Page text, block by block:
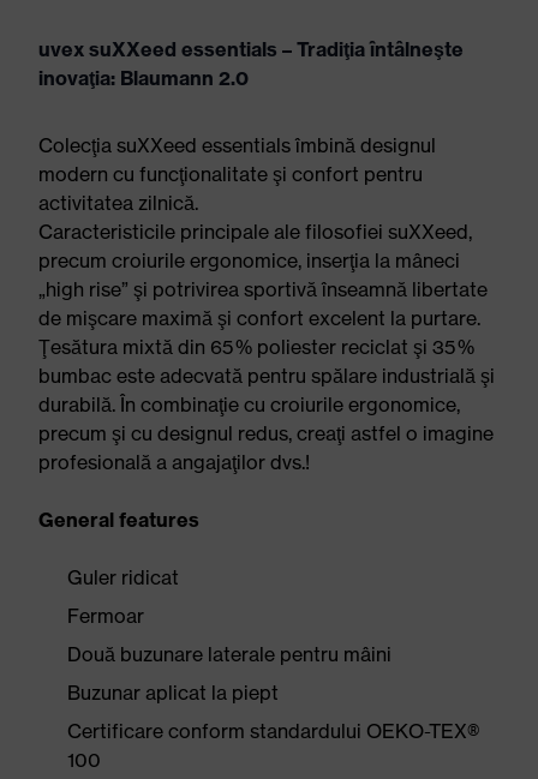
uvex suXXeed essentials – Tradiţia întâlneşte
inovaţia: Blaumann 2.0
Colecţia suXXeed essentials îmbină designul
modern cu funcţionalitate şi confort pentru
activitatea zilnică.
Caracteristicile principale ale filosofiei suXXeed,
precum croiurile ergonomice, inserţia la mâneci
„high rise” şi potrivirea sportivă înseamnă libertate
de mişcare maximă şi confort excelent la purtare.
Ţesătura mixtă din 65 % poliester reciclat şi 35 %
bumbac este adecvată pentru spălare industrială şi
durabilă. În combinaţie cu croiurile ergonomice,
precum şi cu designul redus, creaţi astfel o imagine
profesională a angajaţilor dvs.!
General features
Guler ridicat
Fermoar
Două buzunare laterale pentru mâini
Buzunar aplicat la piept
Certificare conform standardului OEKO-TEX®
100